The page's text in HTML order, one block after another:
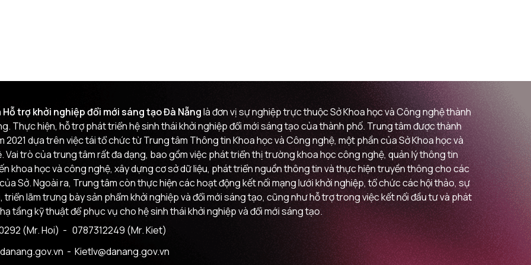
trợ khởi nghiệp đổi mới sáng tạo Đà Nẵnglà đơn vị sự nghiệp trực thuộc Sở Khoa học và Công nghệ thành
Thực hiện, hỗ trợ phát triển hệ sinh thái khởi nghiệp đổi mới sáng tạo của thành phố. Trung tâm được thành
2021 dựa trên việc tái tổ chức từ Trung tâm Thông tin Khoa học và Công nghệ, một phần của Sở Khoa học và
Vai trò của trung tâm rất đa dạng, bao gồm việc phát triển thị trường khoa học công nghệ, quản lý thông tin
khoa học và công nghệ, xây dựng cơ sở dữ liệu, phát triển nguồn thông tin và thực hiện truyền thông cho các
Sở. Ngoài ra, Trung tâm còn thực hiện các hoạt động kết nối mạng lưới khởi nghiệp, tổ chức các hội thảo, sự
triển lãm trưng bày sản phẩm khởi nghiệp và đổi mới sáng tạo, cũng như hỗ trợ trong việc kết nối đầu tư và phát
tầng kỹ thuật để phục vụ cho hệ sinh thái khởi nghiệp và đổi mới sáng tạo.
(Mr. Hoi) - 0787312249 (Mr. Kiet)
- Kietlv@danang.gov.vn